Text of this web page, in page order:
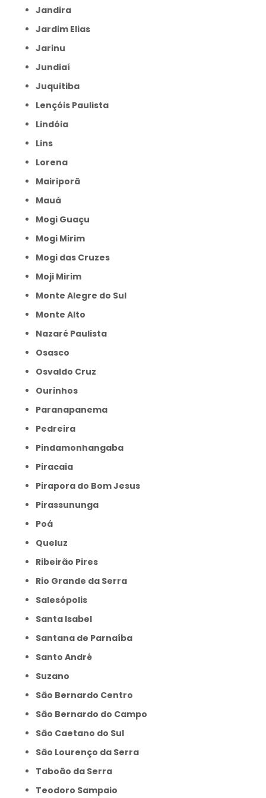
Jandira
Jardim Elias
Jarinu
Jundiaí
Juquitiba
Lençóis Paulista
Lindóia
Lins
Lorena
Mairiporã
Mauá
Mogi Guaçu
Mogi Mirim
Mogi das Cruzes
Moji Mirim
Monte Alegre do Sul
Monte Alto
Nazaré Paulista
Osasco
Osvaldo Cruz
Ourinhos
Paranapanema
Pedreira
Pindamonhangaba
Piracaia
Pirapora do Bom Jesus
Pirassununga
Poá
Queluz
Ribeirão Pires
Rio Grande da Serra
Salesópolis
Santa Isabel
Santana de Parnaíba
Santo André
Suzano
São Bernardo Centro
São Bernardo do Campo
São Caetano do Sul
São Lourenço da Serra
Taboão da Serra
Teodoro Sampaio